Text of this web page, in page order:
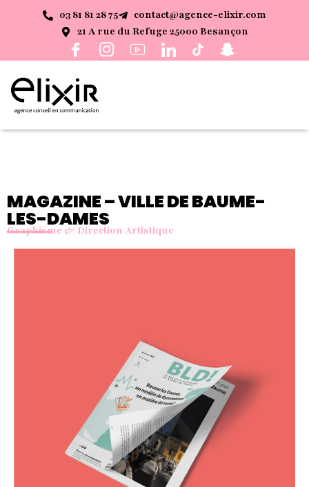
03 81 81 28 75
contact@agence-elixir.com
21 A rue du Refuge 25000 Besançon
MAGAZINE – VILLE DE BAUME-
LES-DAMES
Graphisme & Direction Artistique